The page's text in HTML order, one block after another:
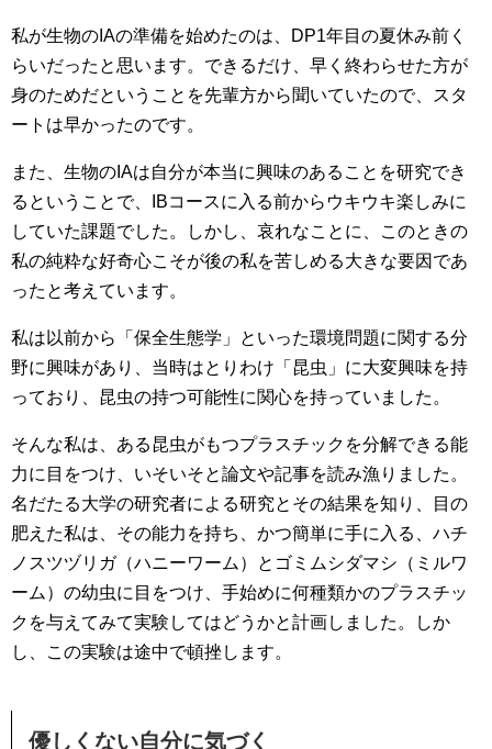
私が生物のIAの準備を始めたのは、DP1年目の夏休み前く
らいだったと思います。できるだけ、早く終わらせた方が
身のためだということを先輩方から聞いていたので、スタ
ートは早かったのです。
また、生物のIAは自分が本当に興味のあることを研究でき
るということで、IBコースに入る前からウキウキ楽しみに
していた課題でした。しかし、哀れなことに、このときの
私の純粋な好奇心こそが後の私を苦しめる大きな要因であ
ったと考えています。
私は以前から「保全生態学」といった環境問題に関する分
野に興味があり、当時はとりわけ「昆虫」に大変興味を持
っており、昆虫の持つ可能性に関心を持っていました。
そんな私は、ある昆虫がもつプラスチックを分解できる能
力に目をつけ、いそいそと論文や記事を読み漁りました。
名だたる大学の研究者による研究とその結果を知り、目の
肥えた私は、その能力を持ち、かつ簡単に手に入る、ハチ
ノスツヅリガ（ハニーワーム）とゴミムシダマシ（ミルワ
ーム）の幼虫に目をつけ、手始めに何種類かのプラスチッ
クを与えてみて実験してはどうかと計画しました。しか
し、この実験は途中で頓挫します。
優しくない自分に気づく